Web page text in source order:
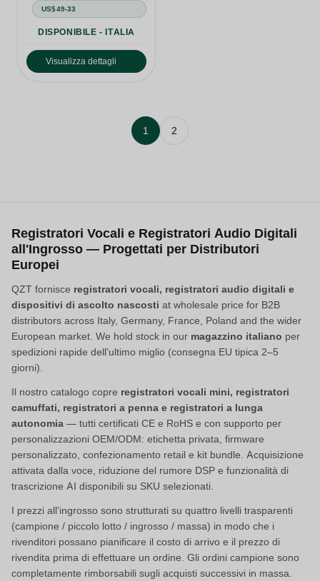
US$49-33
DISPONIBILE - ITALIA
Visualizza dettagli
1 2
Registratori Vocali e Registratori Audio Digitali
all'Ingrosso — Progettati per Distributori
Europei
QZT fornisce registratori vocali, registratori audio digitali e
dispositivi di ascolto nascosti at wholesale price for B2B
distributors across Italy, Germany, France, Poland and the wider
European market. We hold stock in our magazzino italiano per
spedizioni rapide dell'ultimo miglio (consegna EU tipica 2–5
giorni).
Il nostro catalogo copre registratori vocali mini, registratori
camuffati, registratori a penna e registratori a lunga
autonomia — tutti certificati CE e RoHS e con supporto per
personalizzazioni OEM/ODM: etichetta privata, firmware
personalizzato, confezionamento retail e kit bundle. Acquisizione
attivata dalla voce, riduzione del rumore DSP e funzionalità di
trascrizione AI disponibili su SKU selezionati.
I prezzi all'ingrosso sono strutturati su quattro livelli trasparenti
(campione / piccolo lotto / ingrosso / massa) in modo che i
rivenditori possano pianificare il costo di arrivo e il prezzo di
rivendita prima di effettuare un ordine. Gli ordini campione sono
completamente rimborsabili sugli acquisti successivi in massa.